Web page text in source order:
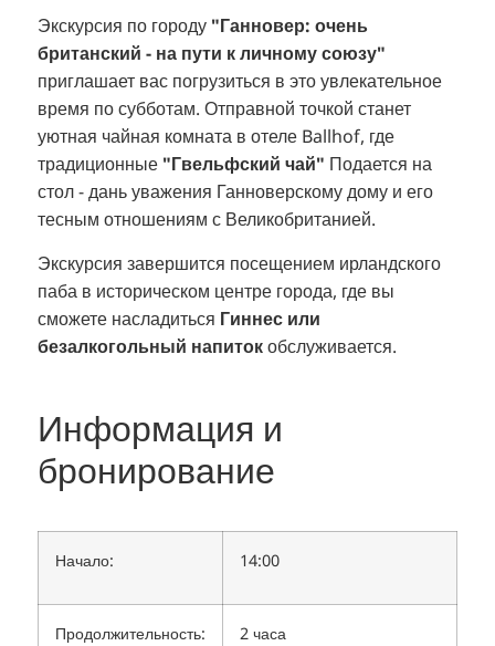
Экскурсия по городу "Ганновер: очень
британский - на пути к личному союзу"
приглашает вас погрузиться в это увлекательное
время по субботам. Отправной точкой станет
уютная чайная комната в отеле Ballhof, где
традиционные "Гвельфский чай" Подается на
стол - дань уважения Ганноверскому дому и его
тесным отношениям с Великобританией.
Экскурсия завершится посещением ирландского
паба в историческом центре города, где вы
сможете насладиться Гиннес или
безалкогольный напитокобслуживается.
Информация и
бронирование
Начало: 14:00
Продолжительность: 2 часа